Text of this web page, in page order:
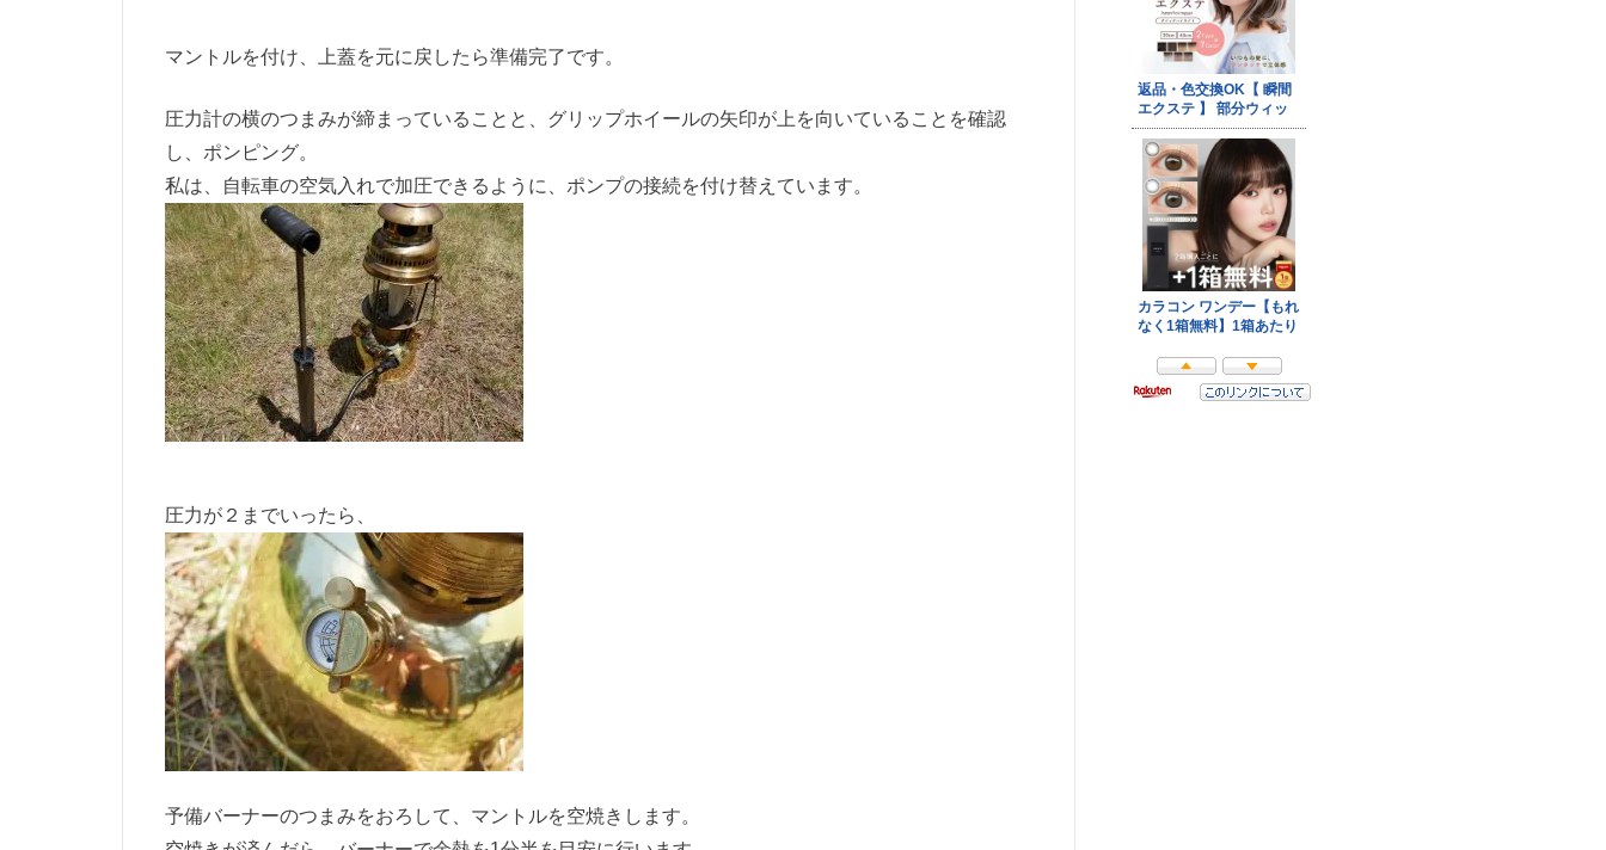
マントルを付け、上蓋を元に戻したら準備完了です。
圧力計の横のつまみが締まっていることと、グリップホイールの矢印が上を向いていることを確認
し、ポンピング。
私は、自転車の空気入れで加圧できるように、ポンプの接続を付け替えています。
圧力が２までいったら、
予備バーナーのつまみをおろして、マントルを空焼きします。